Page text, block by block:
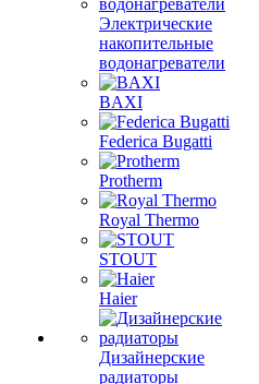
Электрические
накопительные
водонагреватели
BAXI
Federica Bugatti
Protherm
Royal Thermo
STOUT
Haier
Дизайнерские
радиаторы